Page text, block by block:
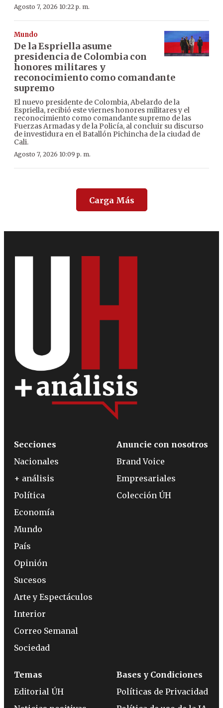
Agosto 7, 2026 10:22 p. m.
Mundo
De la Espriella asume
presidencia de Colombia con
honores militares y
reconocimiento como comandante
supremo
El nuevo presidente de Colombia, Abelardo de la
Espriella, recibió este viernes honores militares y el
reconocimiento como comandante supremo de las
Fuerzas Armadas y de la Policía, al concluir su discurso
de investidura en el Batallón Pichincha de la ciudad de
Cali.
Agosto 7, 2026 10:09 p. m.
Carga Más
Secciones
Nacionales
+ análisis
Política
Economía
Mundo
País
Opinión
Sucesos
Arte y Espectáculos
Interior
Correo Semanal
Sociedad
Anuncie con nosotros
Brand Voice
Empresariales
Colección ÚH
Temas
Editorial ÚH
Bases y Condiciones
Políticas de Privacidad